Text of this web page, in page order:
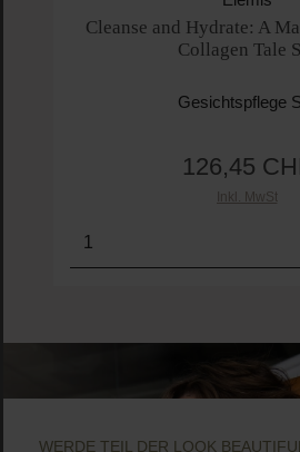
Cleanse and Hydrate: A
Collagen Tale
Gesichtspflege
126,45
Inkl. MwSt
Produkt Anzahl: Gib
WERDE TEIL DER LOOK